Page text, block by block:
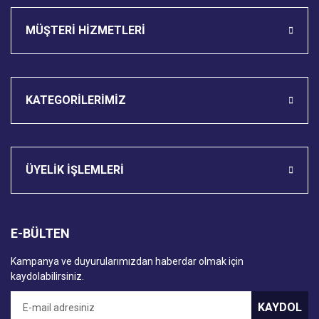
MÜŞTERİ HİZMETLERİ
KATEGORİLERİMİZ
ÜYELİK İŞLEMLERİ
E-BÜLTEN
Kampanya ve duyurularımızdan haberdar olmak için
kaydolabilirsiniz.
KAYDOL